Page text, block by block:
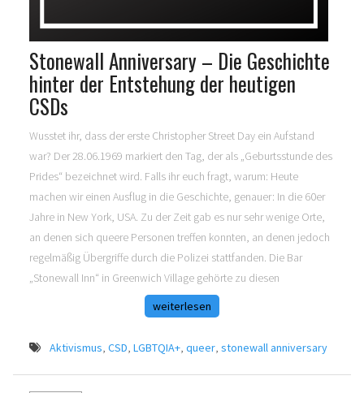
Stonewall Anniversary – Die Geschichte
hinter der Entstehung der heutigen
CSDs
Wusstet ihr, dass der erste Christopher Street Day ein Aufstand
war? Der 28.06.1969 markiert den Tag, der als „Geburtsstunde des
Prides“ bezeichnet wird. Falls ihr euch fragt, warum: Heute
machen wir einen Ausflug in die Geschichte, genauer: In die 60er
Jahre in New York, USA. Zu der Zeit gab es nur sehr wenige Orte,
an denen sich queere Personen treffen konnten, an denen jedoch
regelmäßig Übergriffe durch die Polizei stattfanden. Die Bar
„Stonewall Inn“ in Greenwich Village gehörte zu diesen
weiterlesen
Aktivismus, CSD, LGBTQIA+, queer, stonewall anniversary